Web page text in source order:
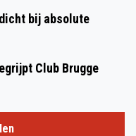
bij absolute
Club Brugge